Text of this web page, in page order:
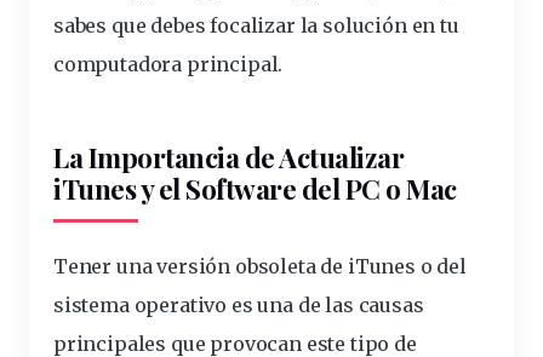
sabes que debes focalizar la solución en tu
computadora principal.
La Importancia de Actualizar
iTunes y el Software del PC o Mac
Tener una versión obsoleta de iTunes o del
sistema operativo es una de las causas
principales que provocan este tipo de